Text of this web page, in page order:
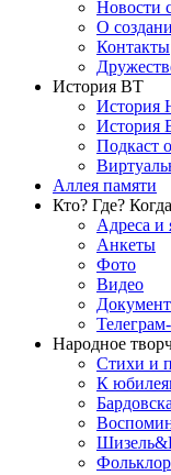
Новости
О
Контакты
История ВТ
История
Аллея памяти
Кто? Где?
Адреса и
Анкеты
Фото
Видео
Народное
Стихи и
К
Фольклор